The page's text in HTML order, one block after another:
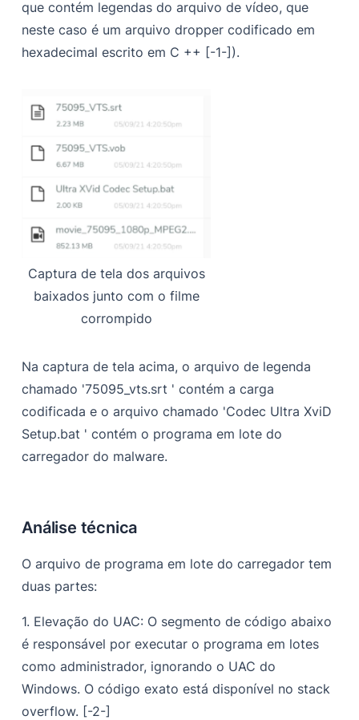
que contém legendas do arquivo de vídeo, que
neste caso é um arquivo dropper codificado em
hexadecimal escrito em C ++ [-1-]).
Captura de tela dos arquivos
baixados junto com o filme
corrompido
Na captura de tela acima, o arquivo de legenda
chamado '75095_vts.srt ' contém a carga
codificada e o arquivo chamado 'Codec Ultra XviD
Setup.bat ' contém o programa em lote do
carregador do malware.
Análise técnica
O arquivo de programa em lote do carregador tem
duas partes:
1. Elevação do UAC: O segmento de código abaixo
é responsável por executar o programa em lotes
como administrador, ignorando o UAC do
Windows. O código exato está disponível no stack
overflow. [-2-]